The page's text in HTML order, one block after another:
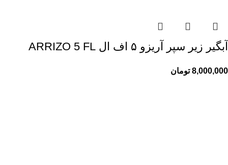
آبگیر زیر سپر آریزو ۵ اف ال ARRIZO 5 FL
8,000,000 تومان